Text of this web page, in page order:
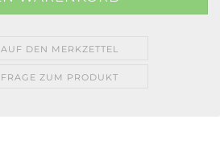
AUF DEN MERKZETTEL
FRAGE ZUM PRODUKT